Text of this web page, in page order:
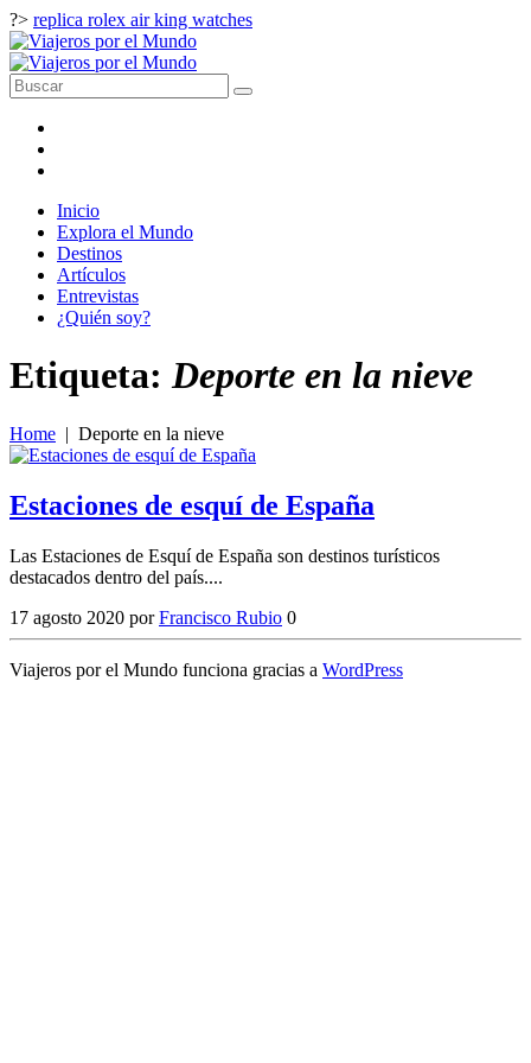
?> replica rolex air king watches
Inicio
Explora el Mundo
Destinos
Artículos
Entrevistas
¿Quién soy?
Etiqueta:Deporte en la nieve
Home | Deporte en la nieve
Estaciones de esquí de España
Las Estaciones de Esquí de España son destinos turísticos
destacados dentro del país....
17 agosto 2020 porFrancisco Rubio 0
Viajeros por el Mundo funciona gracias a WordPress